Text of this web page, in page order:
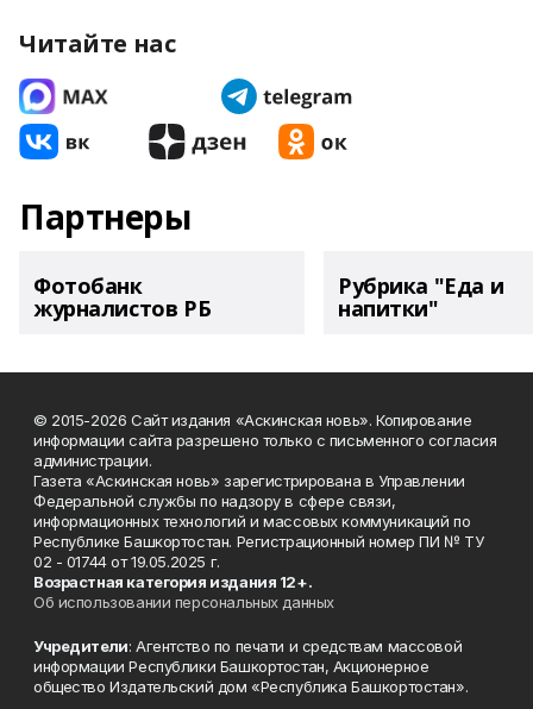
Читайте нас
Партнеры
Фотобанк
журналистов РБ
Рубрика "Еда и
напитки"
© 2015-2026 Сайт издания «Аскинская новь». Копирование
информации сайта разрешено только с письменного согласия
администрации.
Газета «Аскинская новь» зарегистрирована в Управлении
Федеральной службы по надзору в сфере связи,
информационных технологий и массовых коммуникаций по
Республике Башкортостан. Регистрационный номер ПИ № ТУ
02 - 01744 от 19.05.2025 г.
Возрастная категория издания 12+.
Об использовании персональных данных
Учредители: Агентство по печати и средствам массовой
информации Республики Башкортостан, Акционерное
общество Издательский дом «Республика Башкортостан».